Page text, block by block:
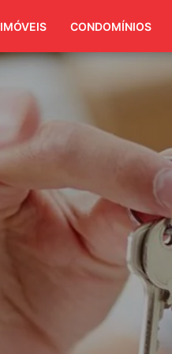
IMÓVEIS CONDOMÍNIOS